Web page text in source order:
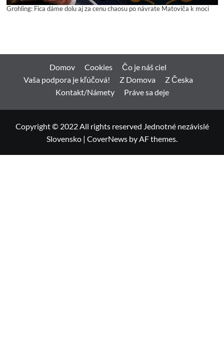
Grohling: Fica dáme dolu aj za cenu chaosu po návrate Matoviča k moci
Domov Cookies
Čo je náš ciel
Vaša podpora je kľúčová!
Z Domova
Z Česka
Kontakt/Námety
Práve sa deje
Copyright © 2022 All rights reserved Jednotné nezávislé
Slovensko | CoverNews by AF themes.